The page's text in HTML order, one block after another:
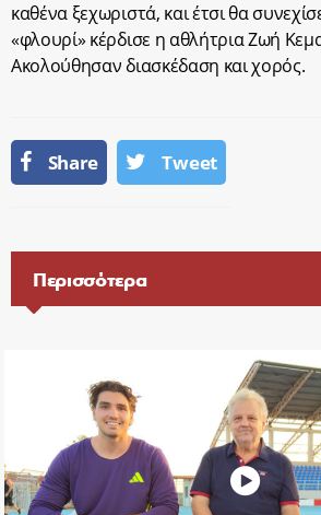
καθένα ξεχωριστά, και έτσι θα
«φλουρί» κέρδισε η αθλήτρια Ζωή
Ακολούθησαν διασκέδαση και χορός.
Share Tweet
Περισσότερα